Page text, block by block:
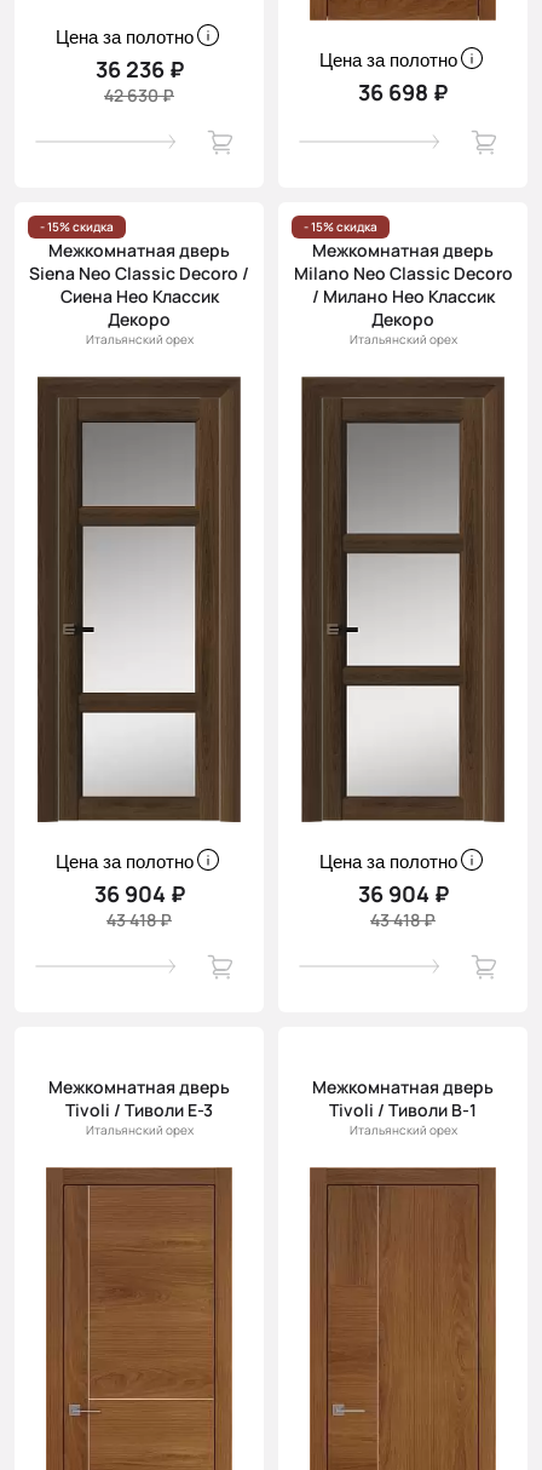
Цена за полотно
36 236 ₽
42 630 ₽
Цена за полотно
36 698 ₽
- 15% скидка
Межкомнатная дверь
Siena Neo Classic Decoro /
Сиена Нео Классик
Декоро
Итальянский орех
Цена за полотно
36 904 ₽
43 418 ₽
- 15% скидка
Межкомнатная дверь
Milano Neo Classic Decoro
/ Милано Нео Классик
Декоро
Итальянский орех
Цена за полотно
36 904 ₽
43 418 ₽
Межкомнатная дверь
Tivoli / Тиволи Е-3
Итальянский орех
Межкомнатная дверь
Tivoli / Тиволи В-1
Итальянский орех